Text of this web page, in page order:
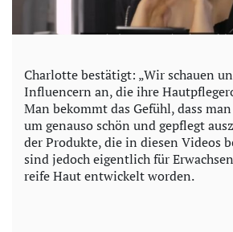
Charlotte bestätigt: „Wir schauen
Influencern an, die ihre
Man bekommt das Gefühl, dass
um genauso schön und gepflegt
der Produkte, die in diesen Videos
sind jedoch eigentlich für
reife Haut entwickelt worden.